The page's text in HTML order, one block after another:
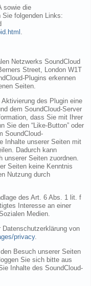
sowie die
Sie folgenden Links:
Netzwerks SoundCloud
Street, London W1T
Plugins erkennen
Seiten.
des Plugin eine
dem SoundCloud-Server
dass Sie mit Ihrer
Sie den “Like-Button” oder
SoundCloud-
Inhalte unserer Seiten mit
Dadurch kann
unserer Seiten zuordnen.
Seiten keine Kenntnis
Nutzung durch
des Art. 6 Abs. 1 lit. f
Interesse an einer
Medien.
von
privacy.
Besuch unserer Seiten
Sie sich bitte aus
Inhalte des SoundCloud-